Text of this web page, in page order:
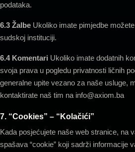
podataka.
6.3 Žalbe Ukoliko imate pimjedbe
sudskoj instituciji.
6.4 Komentari Ukoliko imate dodatnih
svoja prava u pogledu privatnosti ličnih
generalne upite vezano za naše usluge,
kontaktirate naš tim na info@axiom.ba
7. “Cookies” – “Kolačići”
Kada posjećujete naše web stranice, na
spašava “cookie” koji sadrži informacije